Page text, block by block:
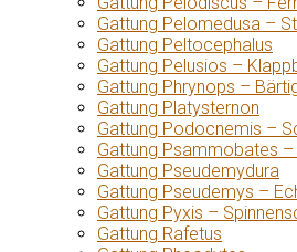
Gattung Pelomedusa –
Gattung Peltocephalus
Gattung Pelusios –
Gattung Phrynops –
Gattung Platysternon
Gattung Podocnemis –
Gattung Psammobates
Gattung Pseudemydura
Gattung Pseudemys –
Gattung Pyxis –
Gattung Rafetus